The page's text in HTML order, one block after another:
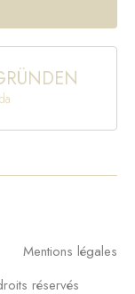
Mentions légales
réservés